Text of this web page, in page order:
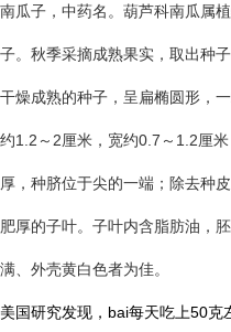
南瓜子，中药名。葫芦科南瓜属
子。秋季采摘成熟果实，取出种子
干燥成熟的种子，呈扁椭圆形，
约1.2～2厘米，宽约0.7～1.2厘
厚，种脐位于尖的一端；除去种
肥厚的子叶。子叶内含脂肪油，
满、外壳黄白色者为佳。
美国研究发现，bai每天吃上50